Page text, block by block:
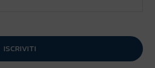
ISCRIVITI